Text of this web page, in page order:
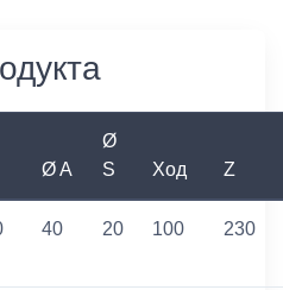
Ø A
Ø
S
Ход Z
40 20 100 230